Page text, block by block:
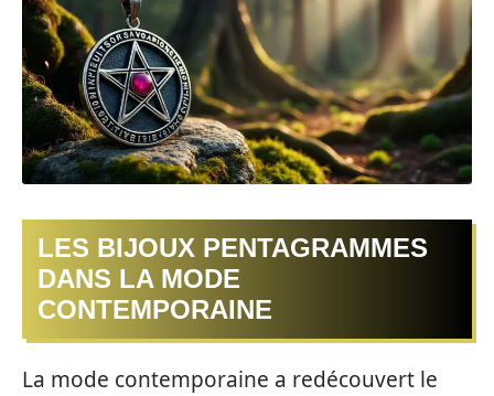
LES BIJOUX PENTAGRAMMES
DANS LA MODE
CONTEMPORAINE
La mode contemporaine a redécouvert le